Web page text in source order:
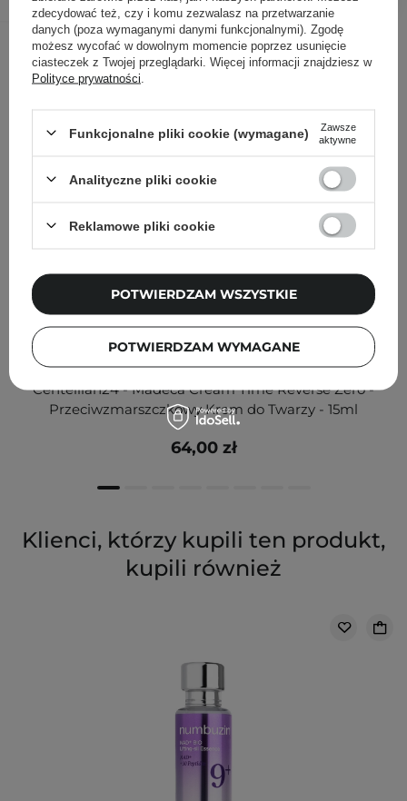
Inni klienci sprawdzali również
Centellian24 - Madeca Cream Time Reverse Zero -
Przeciwzmarszczkowy Krem do Twarzy - 15ml
64,00 zł
Klienci, którzy kupili ten produkt,
kupili również
zdecydować też, czy i komu zezwalasz na przetwarzanie
danych (poza wymaganymi danymi funkcjonalnymi). Zgodę
możesz wycofać w dowolnym momencie poprzez usunięcie
ciasteczek z Twojej przeglądarki. Więcej informacji znajdziesz w
Polityce prywatności
Funkcjonalne pliki cookie (wymagane)
Zawsze
aktywne
Analityczne pliki cookie
Reklamowe pliki cookie
POTWIERDZAM WYMAGANE
POTWIERDZAM WSZYSTKIE